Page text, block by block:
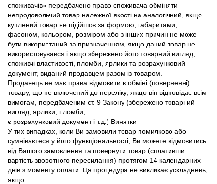
споживачів» передбачено право споживача обміняти
непродовольчий товар належної якості на аналогічний, якщо
куплений товар не підійшов за формою, габаритами,
фасоном, кольором, розміром або з інших причин не може
бути використаний за призначенням, якщо даний товар не
використовувався і якщо збережено його товарний вигляд,
споживчі властивості, пломби, ярлики та розрахунковий
документ, виданий продавцем разом із товаром.
Продавець не має права відмовити в обміні (поверненні)
товару, що не включений до переліку, якщо він відповідає всім
вимогам, передбаченим ст. 9 Закону (збережено товарний
вигляд, ярлики, пломби,
є розрахунковий документ і т.д.) Винятки
У тих випадках, коли Ви замовили товар помилково або
сумніваєтеся у його функціональності, Ви можете відмовитись
від Вашого замовлення та повернути товар (сплативши
вартість зворотного пересилання) протягом 14 календарних
днів з моменту оплати. Ця процедура не викликає ускладнень,
якщо: